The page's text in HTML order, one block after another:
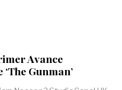
Avance
Gunman’